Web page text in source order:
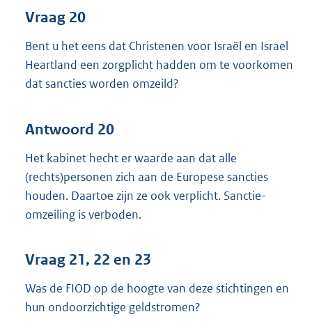
Vraag 20
Bent u het eens dat Christenen voor Israël en Israel
Heartland een zorgplicht hadden om te voorkomen
dat sancties worden omzeild?
Antwoord 20
Het kabinet hecht er waarde aan dat alle
(rechts)personen zich aan de Europese sancties
houden. Daartoe zijn ze ook verplicht. Sanctie-
omzeiling is verboden.
Vraag 21, 22 en 23
Was de FIOD op de hoogte van deze stichtingen en
hun ondoorzichtige geldstromen?